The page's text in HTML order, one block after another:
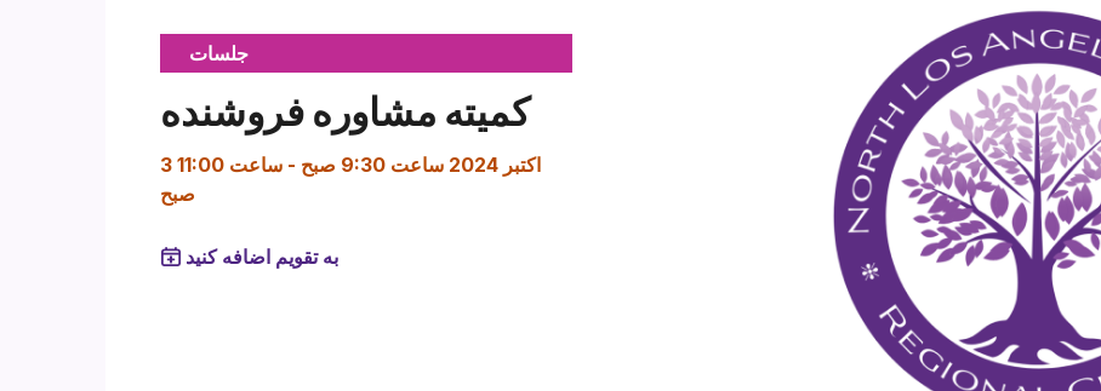
جلسات
کمیته مشاوره فروشنده
3 اکتبر 2024 ساعت 9:30 صبح -
ساعت 11:00
صبح
به تقویم اضافه کنید